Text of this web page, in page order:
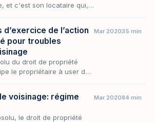
et c'est son locataire qui,
de l’action
pour troubles
du droit de propriété
le propriétaire à user de
Mar 202035 min
voisinage: régime
le droit de propriété
Mar 202084 min